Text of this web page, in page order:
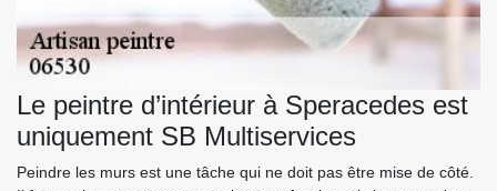
Le peintre d’intérieur à Speracedes est
uniquement SB Multiservices
Peindre les murs est une tâche qui ne doit pas être mise de côté.